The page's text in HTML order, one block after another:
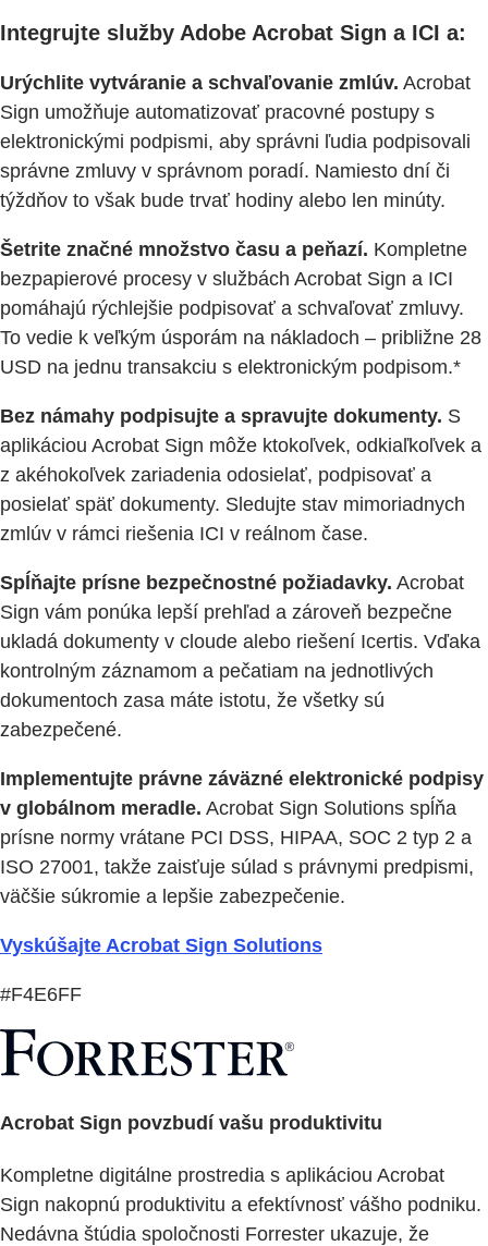
Integrujte služby Adobe Acrobat Sign a ICI a:
Urýchlite vytváranie a schvaľovanie zmlúv. Acrobat
Sign umožňuje automatizovať pracovné postupy s
elektronickými podpismi, aby správni ľudia podpisovali
správne zmluvy v správnom poradí. Namiesto dní či
týždňov to však bude trvať hodiny alebo len minúty.
Šetrite značné množstvo času a peňazí. Kompletne
bezpapierové procesy v službách Acrobat Sign a ICI
pomáhajú rýchlejšie podpisovať a schvaľovať zmluvy.
To vedie k veľkým úsporám na nákladoch – približne 28
USD na jednu transakciu s elektronickým podpisom.*
Bez námahy podpisujte a spravujte dokumenty. S
aplikáciou Acrobat Sign môže ktokoľvek, odkiaľkoľvek a
z akéhokoľvek zariadenia odosielať, podpisovať a
posielať späť dokumenty. Sledujte stav mimoriadnych
zmlúv v rámci riešenia ICI v reálnom čase.
Spĺňajte prísne bezpečnostné požiadavky. Acrobat
Sign vám ponúka lepší prehľad a zároveň bezpečne
ukladá dokumenty v cloude alebo riešení Icertis. Vďaka
kontrolným záznamom a pečatiam na jednotlivých
dokumentoch zasa máte istotu, že všetky sú
zabezpečené.
Implementujte právne záväzné elektronické podpisy
v globálnom meradle. Acrobat Sign Solutions spĺňa
prísne normy vrátane PCI DSS, HIPAA, SOC 2 typ 2 a
ISO 27001, takže zaisťuje súlad s právnymi predpismi,
väčšie súkromie a lepšie zabezpečenie.
Vyskúšajte Acrobat Sign Solutions
#F4E6FF
Acrobat Sign povzbudí vašu produktivitu
Kompletne digitálne prostredia s aplikáciou Acrobat
Sign nakopnú produktivitu a efektívnosť vášho podniku.
Nedávna štúdia spoločnosti Forrester ukazuje, že